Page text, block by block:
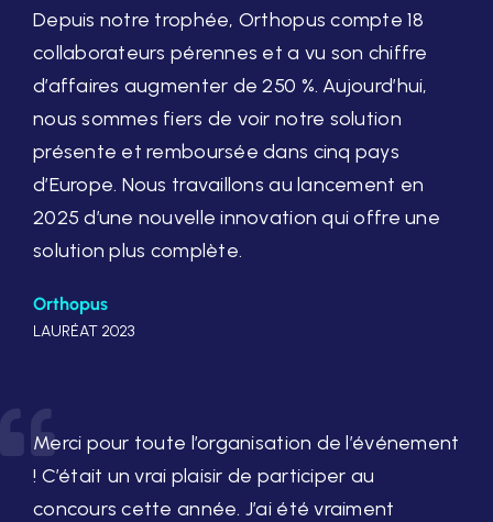
Depuis notre trophée, Orthopus compte 18
collaborateurs pérennes et a vu son chiffre
d’affaires augmenter de 250 %. Aujourd’hui,
nous sommes fiers de voir notre solution
présente et remboursée dans cinq pays
d’Europe. Nous travaillons au lancement en
2025 d’une nouvelle innovation qui offre une
solution plus complète.
Orthopus
LAURÉAT 2023
Merci pour toute l’organisation de l’événement
! C’était un vrai plaisir de participer au
concours cette année. J’ai été vraiment